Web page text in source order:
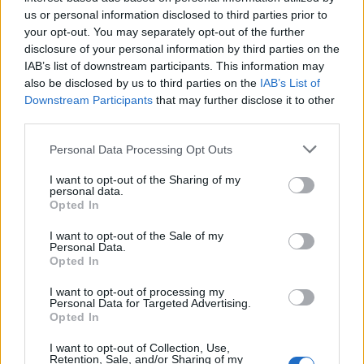
us or personal information disclosed to third parties prior to
your opt-out. You may separately opt-out of the further
disclosure of your personal information by third parties on the
IAB’s list of downstream participants. This information may
also be disclosed by us to third parties on the IAB’s List of
Downstream Participants that may further disclose it to other
Personal Data Processing Opt Outs
I want to opt-out of the Sharing of my
personal data.
Opted In
I want to opt-out of the Sale of my
Personal Data.
Opted In
I want to opt-out of processing my
Personal Data for Targeted Advertising.
Opted In
I want to opt-out of Collection, Use,
Retention, Sale, and/or Sharing of my
Ετικέτες :James Bond,Ρότζερ Μουρ.
Δείτε επίσης